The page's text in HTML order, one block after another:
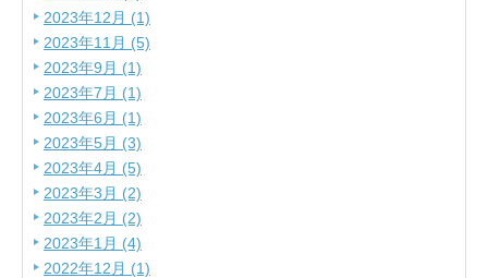
2023年12月 (1)
2023年11月 (5)
2023年9月 (1)
2023年7月 (1)
2023年6月 (1)
2023年5月 (3)
2023年4月 (5)
2023年3月 (2)
2023年2月 (2)
2023年1月 (4)
2022年12月 (1)